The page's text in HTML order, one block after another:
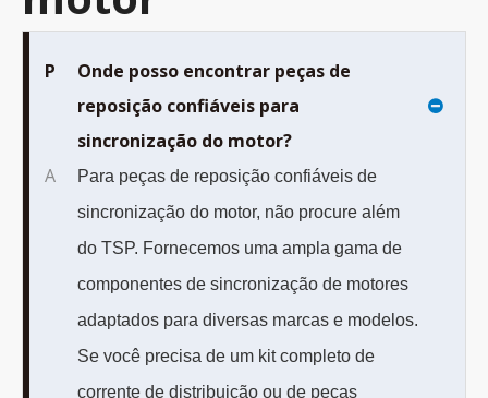
P
Onde posso encontrar peças de
reposição confiáveis ​​para
sincronização do motor?
A
Para peças de reposição confiáveis ​​de
sincronização do motor, não procure além
do TSP. Fornecemos uma ampla gama de
componentes de sincronização de motores
adaptados para diversas marcas e modelos.
Se você precisa de um kit completo de
corrente de distribuição ou de peças